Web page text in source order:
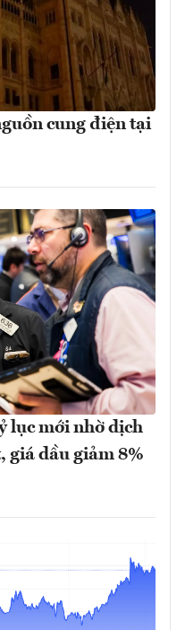
cung điện tại
lục mới nhờ dịch
giá dầu giảm 8%